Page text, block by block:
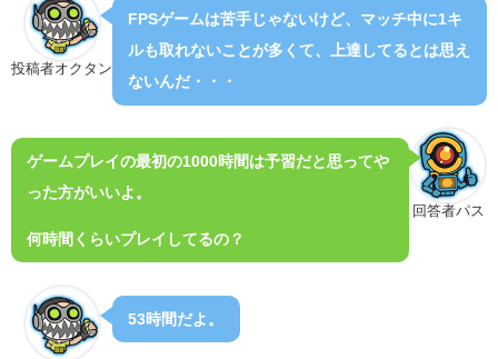
投稿者オクタン
FPSゲームは苦手じゃないけど、マッチ中に1キ
ルも取れないことが多くて、上達してるとは思え
ないんだ・・・
回答者パス
ゲームプレイの最初の1000時間は予習だと思ってや
った方がいいよ。
何時間くらいプレイしてるの？
53時間だよ。